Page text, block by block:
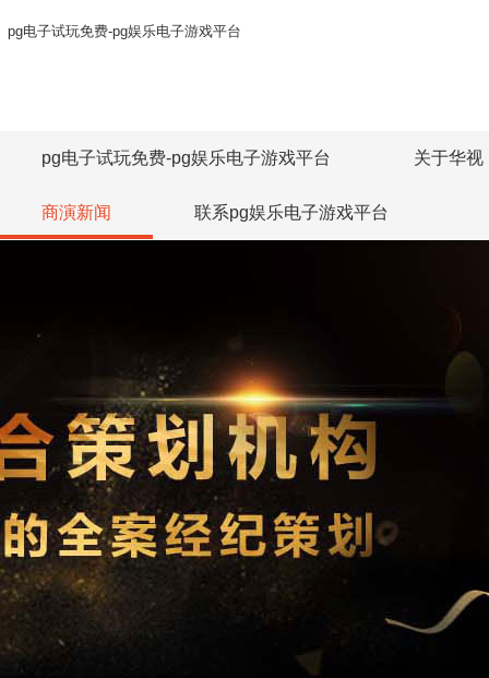
pg电子试玩免费-pg娱乐电子游戏平台
pg电子试玩免费-pg娱乐电子游戏平台 关于华视
商演新闻 联系pg娱乐电子游戏平台